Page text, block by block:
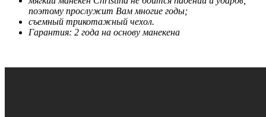
поэтому прослужит Вам многие годы;
съемный трикотажный чехол.
Гарантия: 2 года на основу манекена